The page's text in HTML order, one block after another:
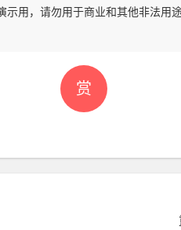
赏
示用，请勿用于商业和其他非法用